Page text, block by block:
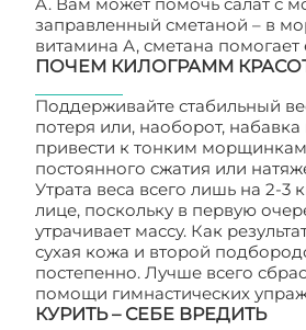
заправленный сметаной – в
витамина А, сметана помогает
ПОЧЕМ КИЛОГРАММ
Поддерживайте стабильный
потеря или, наоборот,
привести к тонким
постоянного сжатия или
Утрата веса всего лишь на 2-3
лице, поскольку в первую
утрачивает массу. Как
сухая кожа и второй
постепенно. Лучше всего
помощи гимнастических
КУРИТЬ – СЕБЕ ВРЕДИТЬ